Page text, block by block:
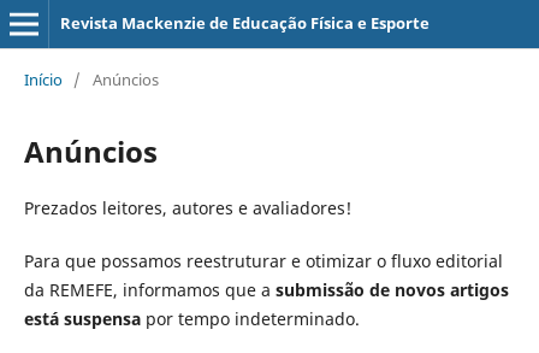
Revista Mackenzie de Educação Física e Esporte
Início / Anúncios
Anúncios
Prezados leitores, autores e avaliadores!
Para que possamos reestruturar e otimizar o fluxo editorial
da REMEFE, informamos que a submissão de novos artigos
está suspensapor tempo indeterminado.